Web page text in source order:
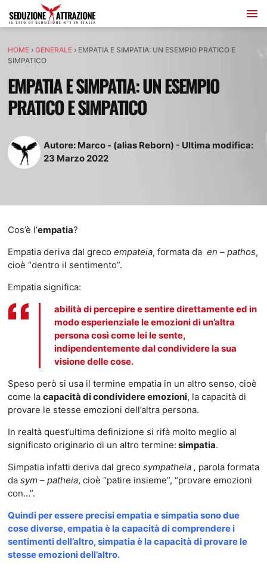
HOME› GENERALE› EMPATIA E SIMPATIA: UN ESEMPIO PRATICO E
SIMPATICO
EMPATIA E SIMPATIA: UN ESEMPIO
PRATICO E SIMPATICO
Autore: Marco - (alias Reborn) - Ultima modifica:
23 Marzo 2022
Cos’è l’empatia?
Empatia deriva dal greco empateia, formata da en – pathos,
cioè “dentro il sentimento”.
Empatia significa:
abilità di percepire e sentire direttamente ed in
modo esperienziale le emozioni di un’altra
persona così come lei le sente,
indipendentemente dal condividere la sua
visione delle cose.
Speso però si usa il termine empatia in un altro senso, cioè
come la capacità di condividere emozioni, la capacità di
provare le stesse emozioni dell’altra persona.
In realtà quest’ultima definizione si rifà molto meglio al
significato originario di un altro termine: simpatia.
Simpatia infatti deriva dal greco sympatheia , parola formata
da sym – patheia, cioè “patire insieme”, “provare emozioni
con…”.
Quindi per essere precisi empatia e simpatia sono due
cose diverse, empatia è la capacità di comprendere i
sentimenti dell’altro, simpatia è la capacità di provare le
stesse emozioni dell’altro.